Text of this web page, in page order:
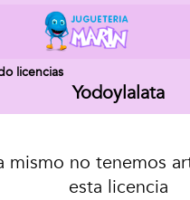
licencias
Yodoylalata
mismo no tenemos
esta licencia